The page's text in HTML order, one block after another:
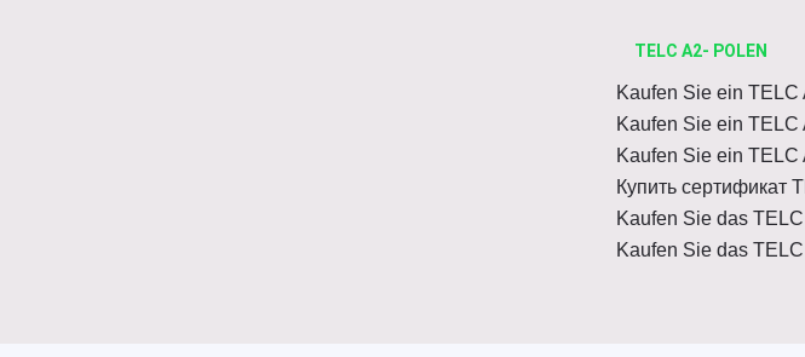
TELC A2- POLEN
Kaufen Sie ein TELC
Kaufen Sie ein
Kaufen Sie ein
Купить сертификат
Kaufen Sie das
Kaufen Sie das